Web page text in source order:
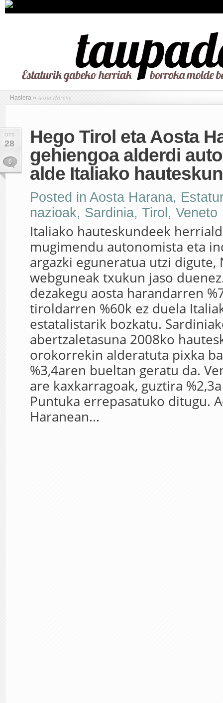
Hasiera » Aosta Harana
OTS
28
0
Hego Tirol eta Aosta
gehiengoa alderdi
alde Italiako
Posted in Aosta Harana,
nazioak, Sardinia, Tirol, Veneto
Italiako hauteskundeek
mugimendu autonomista eta
argazki eguneratua utzi digute,
webguneak txukun jaso
dezakegu aosta harandarren
tiroldarren %60k ez duela
estatalistarik bozkatu.
abertzaletasuna 2008ko
orokorrekin alderatuta pixka
%3,4aren bueltan geratu da.
are kaxkarragoak, guztira
Puntuka errepasatuko ditugu.
Haranean...